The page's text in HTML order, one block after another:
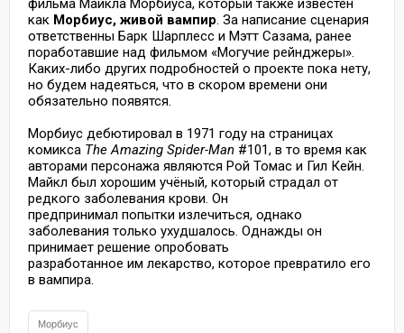
как Морбиус, живой вампир . За написание сценария
ответственны Барк Шарплесс и Мэтт Сазама, ранее
поработавшие над фильмом «Могучие рейнджеры».
Каких-либо других подробностей о проекте пока нету,
но будем надеяться, что в скором времени они
обязательно появятся.
Морбиус дебютировал в 1971 году на страницах
комикса The Amazing Spider-Man #101, в то время как
авторами персонажа являются Рой Томас и Гил Кейн.
Майкл был хорошим учёный, который страдал от
редкого заболевания крови. Он
предпринимал попытки излечиться, однако
заболевания только ухудшалось. Однажды он
принимает решение опробовать
разработанное им лекарство, которое превратило его
в вампира.
Морбиус